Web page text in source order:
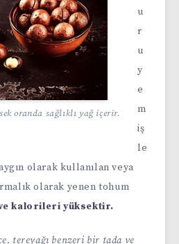
oranda sağlıklı yağ içerir.
u
r
u
y
e
m
iş
le
olarak kullanılan veya
olarak yenen tohum
kalorileri yüksektir.
tereyağı benzeri bir tada ve